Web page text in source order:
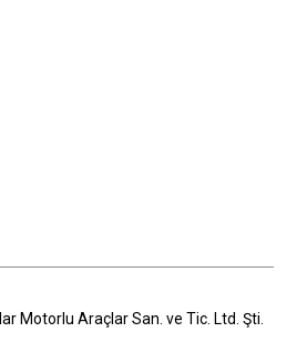
Motorlu Araçlar San. ve Tic. Ltd. Şti.